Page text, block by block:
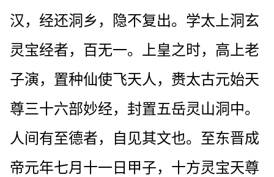
汉，经还洞乡，隐不复出。学太上洞玄
灵宝经者，百无一。上皇之时，高上老
子演，置种仙使飞天人，赉太古元始天
尊三十六部妙经，封置五岳灵山洞中。
人间有至德者，自见其文也。至东晋成
帝元年七月十一日甲子，十方灵宝天尊